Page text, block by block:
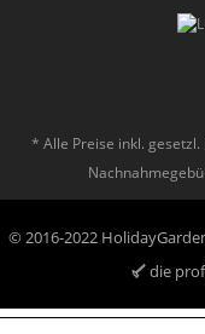
* Alle Preise inkl.
© 2016-2022
die